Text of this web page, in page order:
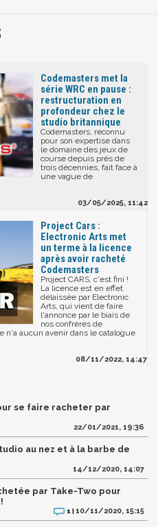
Codemasters met la
série WRC en pause :
restructuration en
profondeur chez le
studio britannique
Codemasters, reconnu
pour son expertise dans
le domaine des jeux de
course depuis près de
trois décennies, fait face à
une vague de
03/05/2025, 11:42
Project Cars :
Electronic Arts met
un terme à la licence
après avoir racheté
Codemasters
Project CARS, c'est fini !
La licence est en effet
délaissée par Electronic
Arts, qui vient de faire
l'annonce par le biais de
nos confrères de
aucun avenir dans le catalogue
08/11/2022, 14:47
se faire racheter par
22/01/2021, 19:36
au nez et à la barbe de
14/12/2020, 14:07
par Take-Two pour
1 |10/11/2020, 15:15